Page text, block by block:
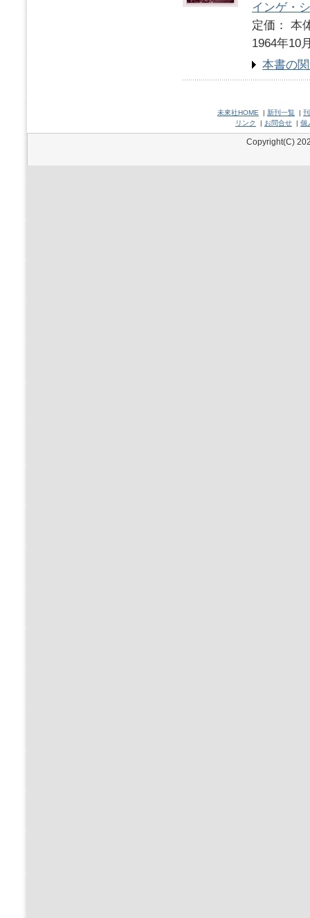
インゲ・
定価：
1964年10
本書の
未來社HOME | 新刊一覧 |
リンク
| お問合せ | 個
Copyright(C)